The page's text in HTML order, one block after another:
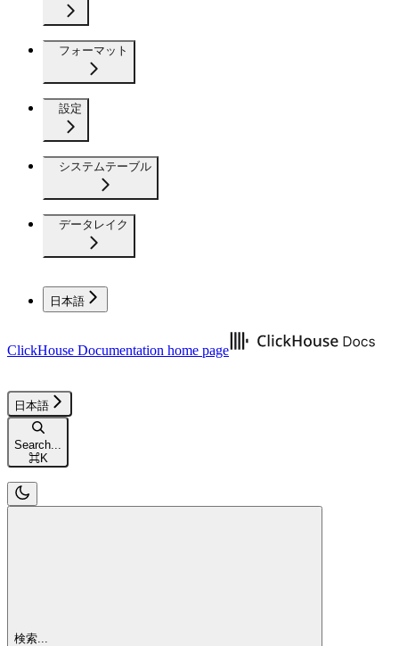
フォーマット
設定
システムテーブル
データレイク
日本語
ClickHouse Documentation home page
日本語
Search...
⌘K
検索...